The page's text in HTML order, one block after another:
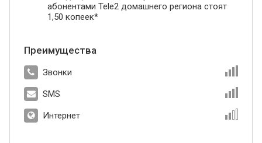
абонентами Tele2 домашнего региона стоят
1,50 копеек*
Преимущества
Звонки
SMS
Интернет